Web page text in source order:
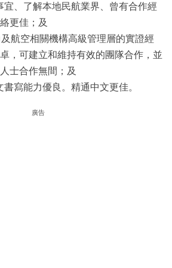
宜、了解本地民航業界、曾有合作經
更佳；及
航空相關機構高級管理層的實證經
，可建立和維持有效的團隊合作，並
士合作無間；及
寫能力優良。精通中文更佳。
廣告